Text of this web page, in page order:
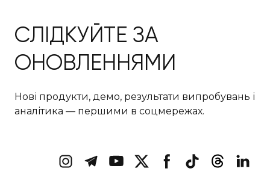
СЛІДКУЙТЕ ЗА
ОНОВЛЕННЯМИ
Нові продукти, демо, результати випробувань і
аналітика — першими в соцмережах.